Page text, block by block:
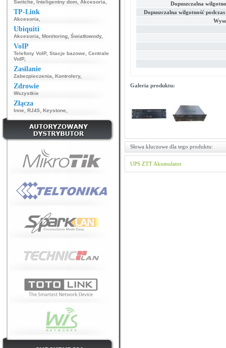
Switche Inteligentny dom Akcesoria
TP-Link
Akcesoria
Ubiquiti
Akcesoria Monitoring Światłowody,
VoIP
Telefony VoIP, Stacje bazowe
Centrale
VoIP,
Zasilanie
Zabezpieczenia Kontrolery,
Zdrowie
Wszystkie
Złącza
Inne RJ45 Keystone
Dopuszczalna
Dopuszczalna wilgotność
Galeria produktu:
Słowa kluczowe dla tego produktu:
UPS ZTT Akumulator